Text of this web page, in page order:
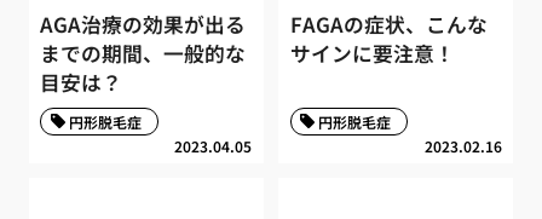
AGA治療の効果が出る
までの期間、一般的な
目安は？
2023.04.05
円形脱毛症
FAGAの症状、こんな
サインに要注意！
2023.02.16
円形脱毛症